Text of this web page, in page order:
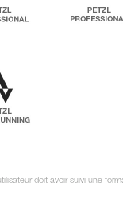
doit avoir suivi une